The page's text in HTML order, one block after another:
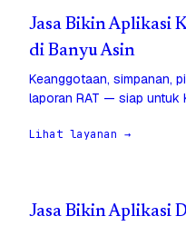
Jasa Bikin Aplikasi
di Banyu Asin
Keanggotaan, simpanan,
laporan RAT — siap untuk
Lihat layanan →
Jasa Bikin Aplikasi